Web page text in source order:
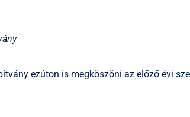
ezúton is megköszöni az előző évi